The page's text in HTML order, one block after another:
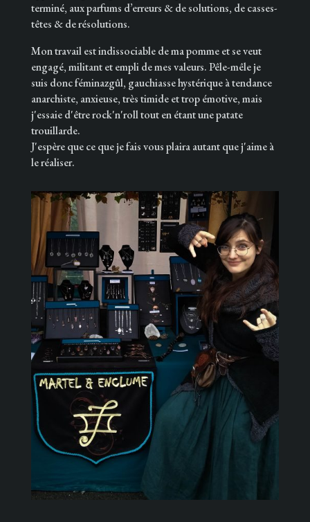
terminé, aux parfums d’erreurs & de solutions, de casses-
têtes & de résolutions.
Mon travail est indissociable de ma pomme et se veut
engagé, militant et empli de mes valeurs. Pêle-mêle je
suis donc féminazgûl, gauchiasse hystérique à tendance
anarchiste, anxieuse, très timide et trop émotive, mais
j'essaie d'être rock'n'roll tout en étant une patate
trouillarde.
J'espère que ce que je fais vous plaira autant que j'aime à
le réaliser.